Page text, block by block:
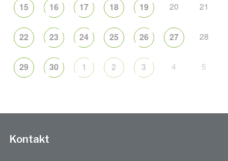
15 16 17 18 19 20 21
22 23 24 25 26 27 28
29 30 1 2 3 4 5
Kontakt